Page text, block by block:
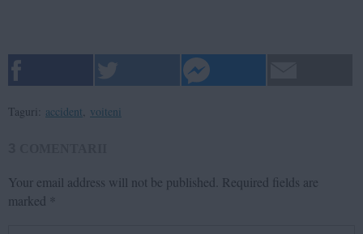
Taguri: accident voiteni
Your email address will not be published. Required fields are
marked *